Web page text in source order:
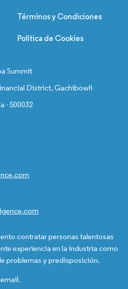
Términos y Condiciones
Política de Cookies
Summit
District, Gachibowli
- 500032
contratar personas talentosas
experiencia en la industria como
problemas y predisposición.